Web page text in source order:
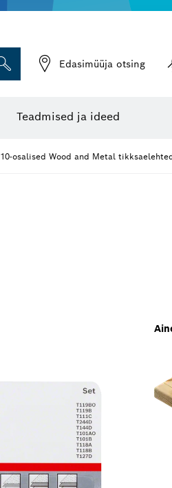
Edasimüüja otsing
Teadmised ja ideed
10-osalised Wood and Metal